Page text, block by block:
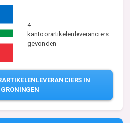
4
kantoorartikelenleveranciers
gevonden
IN
GRONINGEN